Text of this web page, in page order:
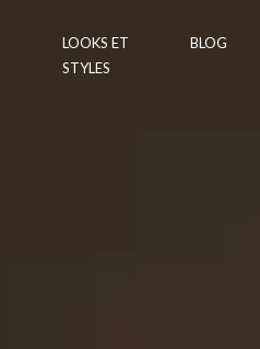
LOOKS ET
STYLES
BLOG